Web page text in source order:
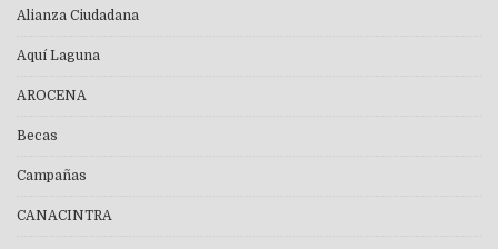
Alianza Ciudadana
Aquí Laguna
AROCENA
Becas
Campañas
CANACINTRA